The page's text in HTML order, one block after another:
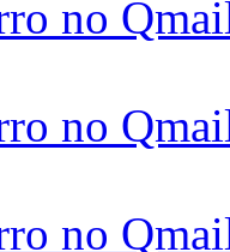
no
no
no